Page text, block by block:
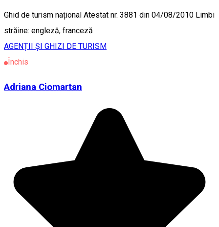
Ghid de turism național Atestat nr. 3881 din 04/08/2010 Limbi
străine: engleză, franceză
AGENȚII ȘI GHIZI DE TURISM
Închis
Adriana Ciomartan